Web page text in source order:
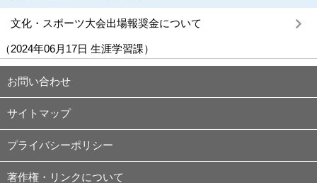
文化・スポーツ大会出場報奨金について
（2024年06月17日 生涯学習課）
お問い合わせ
サイトマップ
プライバシーポリシー
著作権・リンクについて